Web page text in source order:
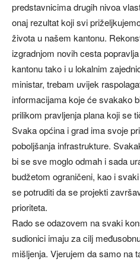
predstavnicima drugih nivoa
onaj rezultat koji svi
života u našem kantonu.
izgradnjom novih cesta
kantonu tako i u lokalnim
ministar, trebam uvijek
informacijama koje će svakako
prilikom pravljenja plana koji se
Svaka općina i grad ima svoje
poboljšanja infrastrukture.
bi se sve moglo odmah i sada
budžetom ograničeni, kao i
se potruditi da se projekti
prioriteta.
Rado se odazovem na svaki
sudionici imaju za cilj
mišljenja. Vjerujem da samo na